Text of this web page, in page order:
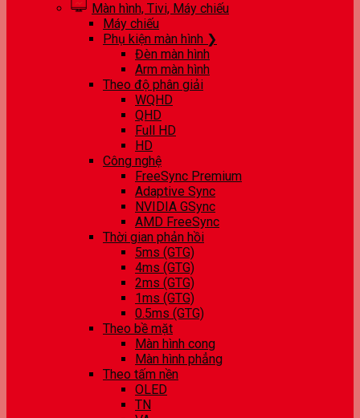
Màn hình, Tivi, Máy chiếu
Máy chiếu
Phụ kiện màn hình ❯
Đèn màn hình
Arm màn hình
Theo độ phân giải
WQHD
QHD
Full HD
HD
Công nghệ
FreeSync Premium
Adaptive Sync
NVIDIA GSync
AMD FreeSync
Thời gian phản hồi
5ms (GTG)
4ms (GTG)
2ms (GTG)
1ms (GTG)
0.5ms (GTG)
Theo bề mặt
Màn hình cong
Màn hình phẳng
Theo tấm nền
OLED
TN